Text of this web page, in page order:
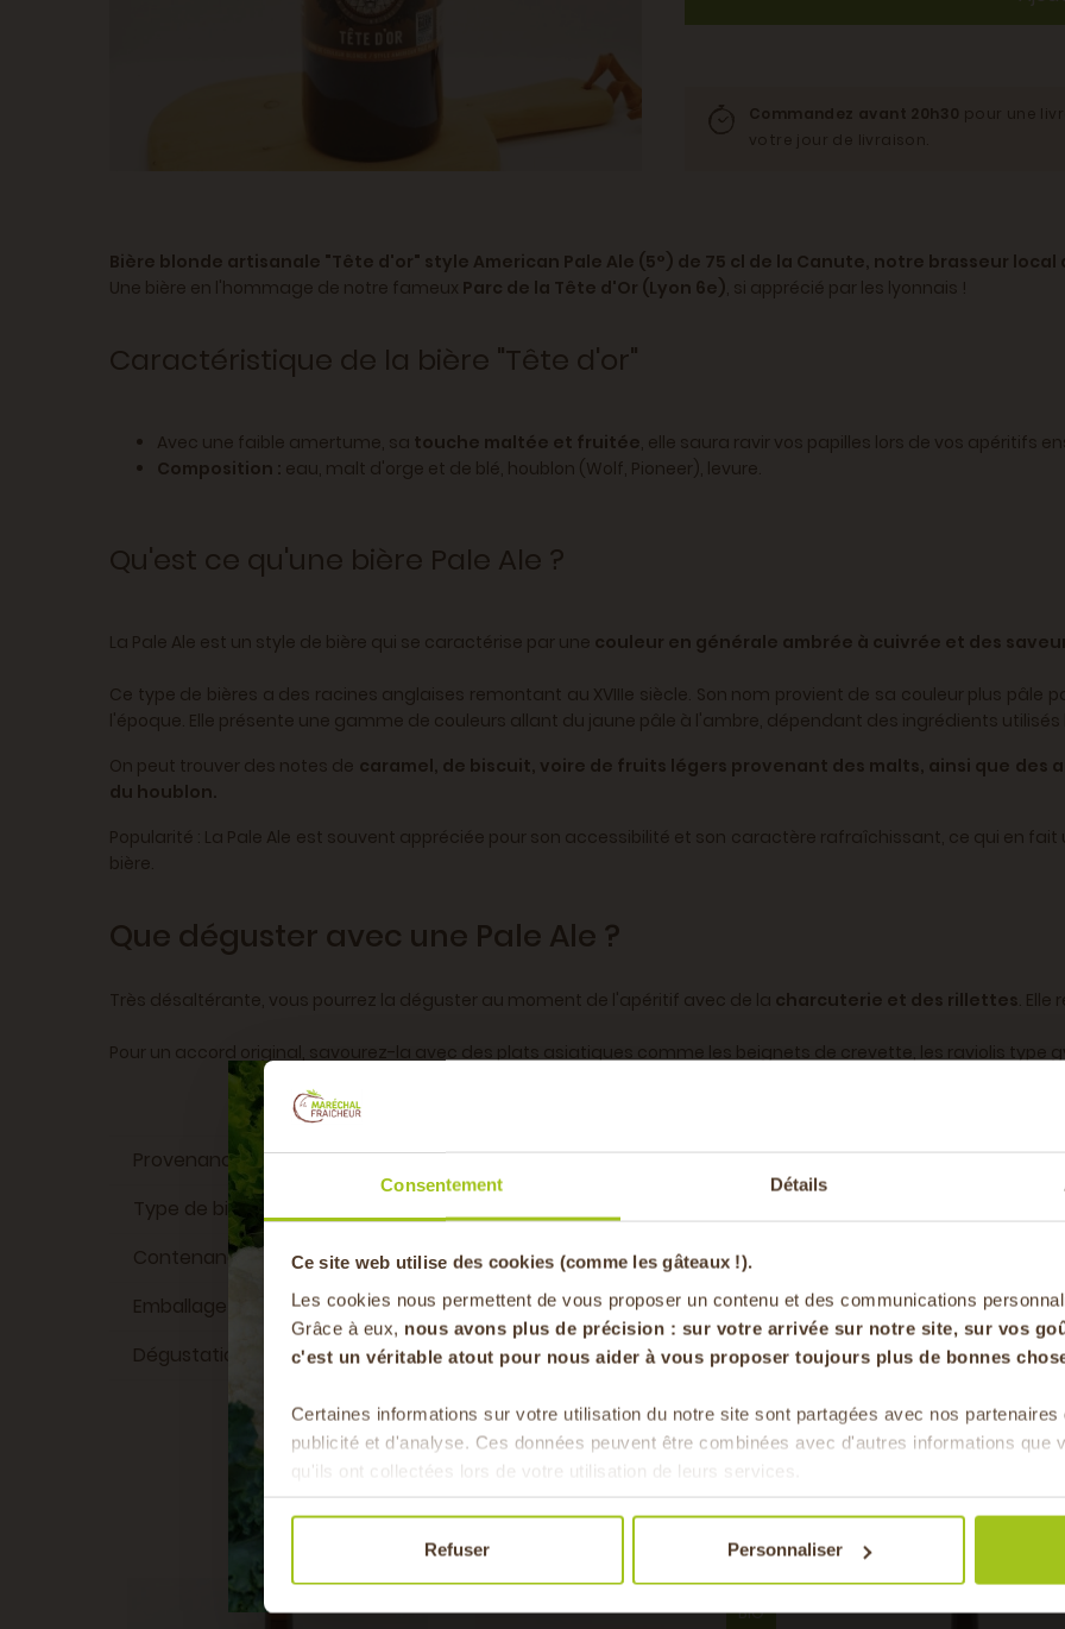
Consentement Détails
Ce site web utilise des cookies (comme les gâteaux !).
Les cookies nous permettent de vous proposer un contenu et des communications
Grâce à eux, nous avons plus de précision : sur votre arrivée sur notre site, sur vos
c'est un véritable atout pour nous aider à vous proposer toujours plus de bonnes
Certaines informations sur votre utilisation du notre site sont partagées avec nos
publicité et d'analyse. Ces données peuvent être combinées avec d'autres informations que
qu'ils ont collectées lors de votre utilisation de leurs services.
Refuser Personnaliser
Bière blonde artisanale "Tête d'or" style American Pale Ale (5°) de 75 cl de la Canute, notre brasseur local
Une bière en l'hommage de notre fameux Parc de la Tête d'Or (Lyon 6e), si apprécié par les lyonnais !
Caractéristique de la bière "Tête d'or"
Avec une faible amertume, sa touche maltée et fruitée, elle saura ravir vos papilles lors de vos apéritifs
Composition : eau, malt d'orge et de blé, houblon (Wolf, Pioneer), levure.
Qu'est ce qu'une bière Pale Ale ?
La Pale Ale est un style de bière qui se caractérise par une couleur en générale ambrée à cuivrée et des
Ce type de bières a des racines anglaises remontant au XVIIIe siècle. Son nom provient de sa couleur plus pâle
l'époque. Elle présente une gamme de couleurs allant du jaune pâle à l'ambre, dépendant des ingrédients
On peut trouver des notes de caramel, de biscuit, voire de fruits légers provenant des malts, ainsi que des
du houblon.
Popularité : La Pale Ale est souvent appréciée pour son accessibilité et son caractère rafraîchissant, ce qui en
bière.
Que déguster avec une Pale Ale ?
Très désaltérante, vous pourrez la déguster au moment de l'apéritif avec de la charcuterie et des rillettes.
Pour un accord original, savourez-la avec des plats asiatiques comme les beignets de crevette, les raviolis type
Provenance du produit
Rhône
Type de bière
Contenance
75 CL
Emballage
Bouteille en verre
Dégustation
Pour l'apéritif
Vous aimerez
BIO
-20%
en vous
Pour faire le plein chaque
&